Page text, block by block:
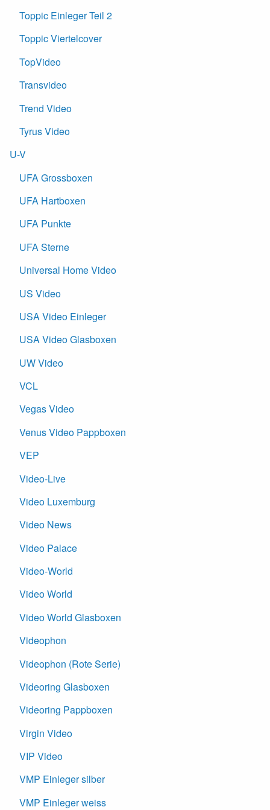
Toppic Einleger Teil 2
Toppic Viertelcover
TopVideo
Transvideo
Trend Video
Tyrus Video
U-V
UFA Grossboxen
UFA Hartboxen
UFA Punkte
UFA Sterne
Universal Home Video
US Video
USA Video Einleger
USA Video Glasboxen
UW Video
VCL
Vegas Video
Venus Video Pappboxen
VEP
Video-Live
Video Luxemburg
Video News
Video Palace
Video-World
Video World
Video World Glasboxen
Videophon
Videophon (Rote Serie)
Videoring Glasboxen
Videoring Pappboxen
Virgin Video
VIP Video
VMP Einleger silber
VMP Einleger weiss